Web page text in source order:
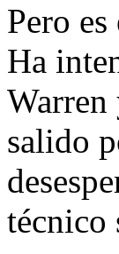
Pero
Ha
Warren
salido
técnico